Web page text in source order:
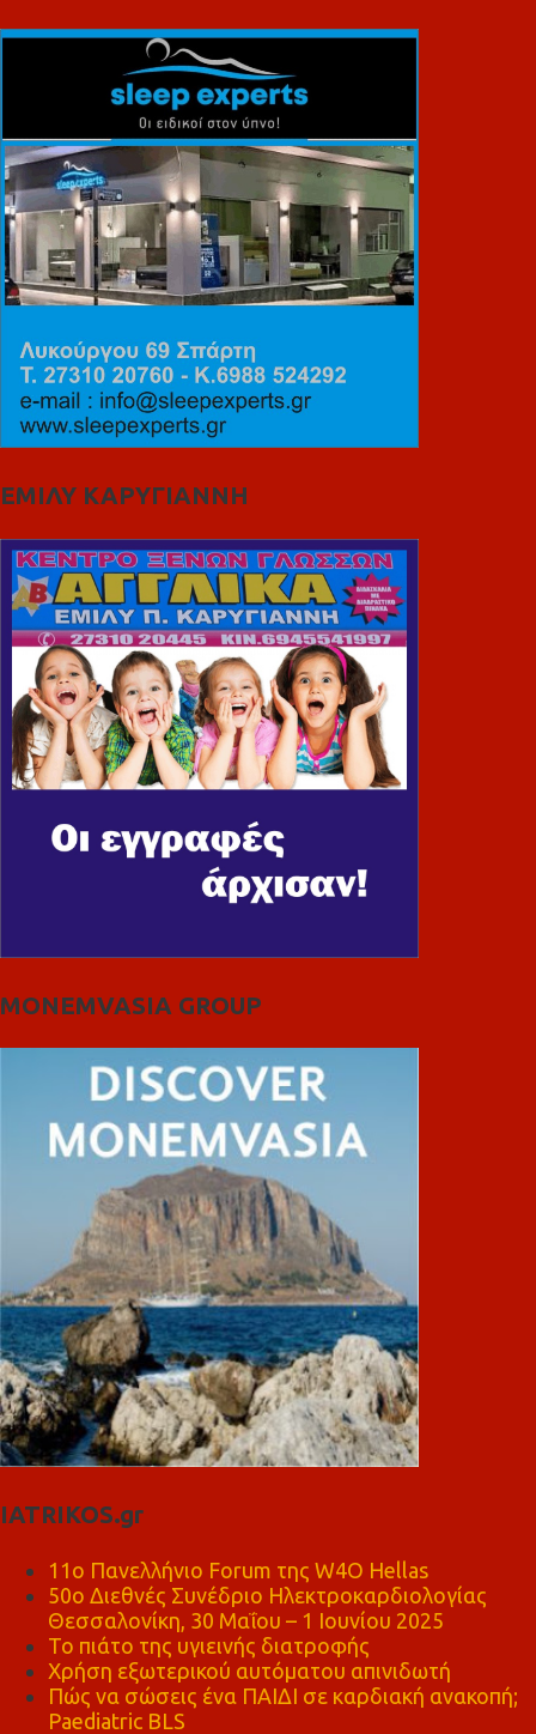
ΕΜΙΛΥ ΚΑΡΥΓΙΑΝΝΗ
MONEMVASIA GROUP
IATRIKOS.gr
11ο Πανελλήνιο Forum της W4O Hellas
50ο Διεθνές Συνέδριο Ηλεκτροκαρδιολογίας
Θεσσαλονίκη, 30 Μαΐου – 1 Ιουνίου 2025
Το πιάτο της υγιεινής διατροφής
Χρήση εξωτερικού αυτόματου απινιδωτή
Πώς να σώσεις ένα ΠΑΙΔΙ σε καρδιακή ανακοπή;
Paediatric BLS